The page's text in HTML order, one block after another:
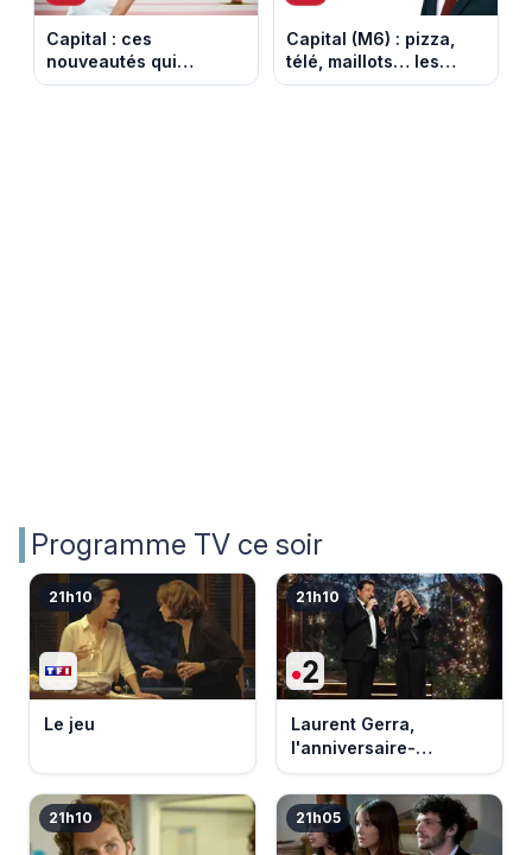
Capital : ces
nouveautés qui
transforment nos
Capital (M6) : pizza,
télé, maillots… les
coulisses du business
Programme TV ce soir
21h10
Le jeu
21h10
Laurent Gerra,
l'anniversaire-
événement
21h10 21h05